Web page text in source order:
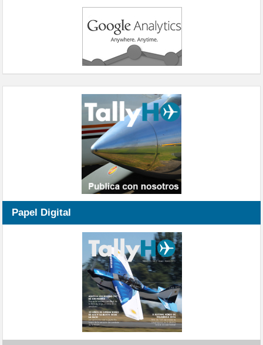
Papel Digital